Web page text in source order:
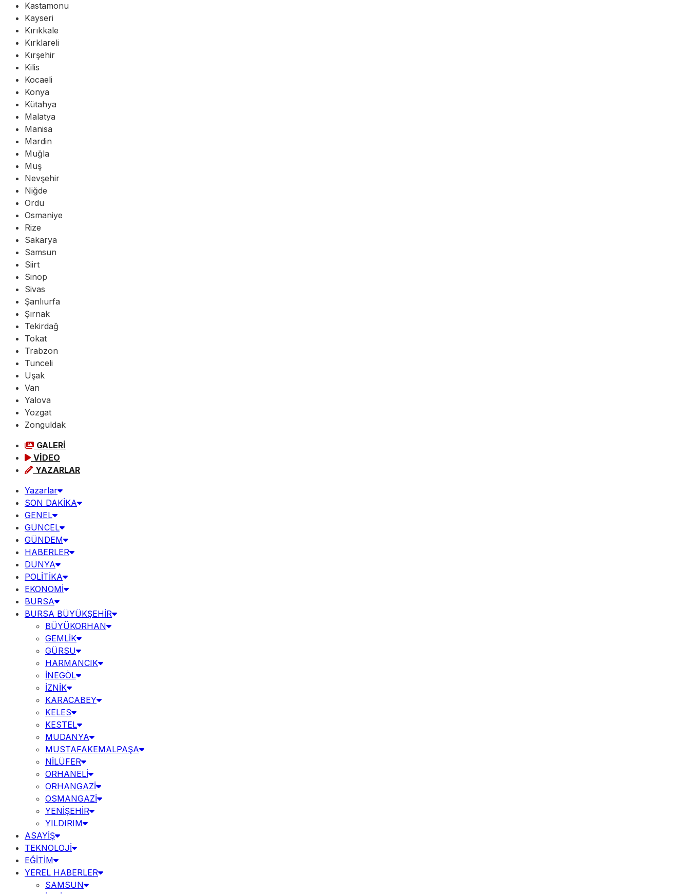
Kastamonu
Kayseri
Kırıkkale
Kırklareli
Kırşehir
Kilis
Kocaeli
Konya
Kütahya
Malatya
Manisa
Mardin
Muğla
Muş
Nevşehir
Niğde
Ordu
Osmaniye
Rize
Sakarya
Samsun
Siirt
Sinop
Sivas
Şanlıurfa
Şırnak
Tekirdağ
Tokat
Trabzon
Tunceli
Uşak
Van
Yalova
Yozgat
Zonguldak
GALERİ
VİDEO
YAZARLAR
Yazarlar
SON DAKİKA
GENEL
GÜNCEL
GÜNDEM
HABERLER
DÜNYA
POLİTİKA
EKONOMİ
BURSA
BURSA BÜYÜKŞEHİR
BÜYÜKORHAN
GEMLİK
GÜRSU
HARMANCIK
İNEGÖL
İZNİK
KARACABEY
KELES
KESTEL
MUDANYA
MUSTAFAKEMALPAŞA
NİLÜFER
ORHANELİ
ORHANGAZİ
OSMANGAZİ
YENİŞEHİR
YILDIRIM
ASAYİŞ
TEKNOLOJİ
EĞİTİM
YEREL HABERLER
SAMSUN